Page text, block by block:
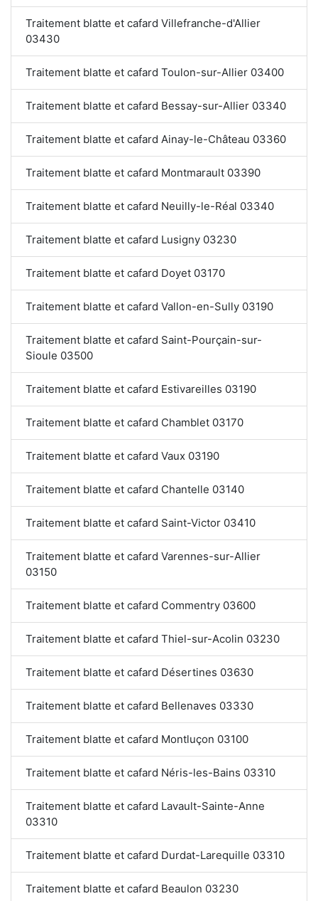
Traitement blatte et cafard Villefranche-d'Allier
03430
Traitement blatte et cafard Toulon-sur-Allier 03400
Traitement blatte et cafard Bessay-sur-Allier 03340
Traitement blatte et cafard Ainay-le-Château 03360
Traitement blatte et cafard Montmarault 03390
Traitement blatte et cafard Neuilly-le-Réal 03340
Traitement blatte et cafard Lusigny 03230
Traitement blatte et cafard Doyet 03170
Traitement blatte et cafard Vallon-en-Sully 03190
Traitement blatte et cafard Saint-Pourçain-sur-
Sioule 03500
Traitement blatte et cafard Estivareilles 03190
Traitement blatte et cafard Chamblet 03170
Traitement blatte et cafard Vaux 03190
Traitement blatte et cafard Chantelle 03140
Traitement blatte et cafard Saint-Victor 03410
Traitement blatte et cafard Varennes-sur-Allier
03150
Traitement blatte et cafard Commentry 03600
Traitement blatte et cafard Thiel-sur-Acolin 03230
Traitement blatte et cafard Désertines 03630
Traitement blatte et cafard Bellenaves 03330
Traitement blatte et cafard Montluçon 03100
Traitement blatte et cafard Néris-les-Bains 03310
Traitement blatte et cafard Lavault-Sainte-Anne
03310
Traitement blatte et cafard Durdat-Larequille 03310
Traitement blatte et cafard Beaulon 03230